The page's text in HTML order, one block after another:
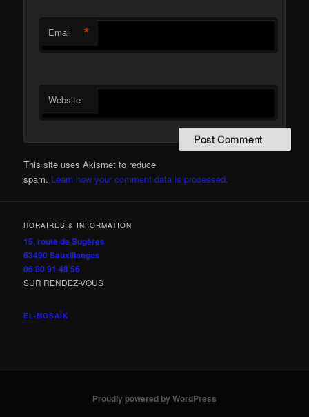
Email *
Website
This site uses Akismet to reduce
spam. Learn how your comment data is processed.
HORAIRES & INFORMATION
15, route de Sugères
63490 Sauxillanges
06 80 91 48 56
SUR RENDEZ-VOUS
EL-MOSAÏK
Proudly powered by WordPress